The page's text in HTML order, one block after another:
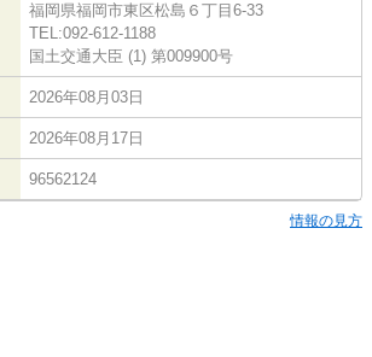
福岡県福岡市東区松島６丁目6-33
TEL:092-612-1188
国土交通大臣 (1) 第009900号
2026年08月03日
2026年08月17日
96562124
情報の見方